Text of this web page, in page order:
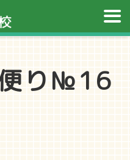
り№16